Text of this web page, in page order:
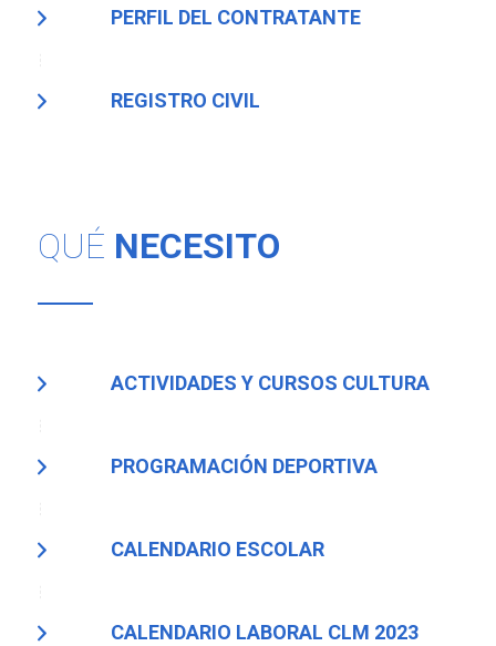
PERFIL DEL CONTRATANTE
REGISTRO CIVIL
QUÉ NECESITO
ACTIVIDADES Y CURSOS CULTURA
PROGRAMACIÓN DEPORTIVA
CALENDARIO ESCOLAR
CALENDARIO LABORAL CLM 2023